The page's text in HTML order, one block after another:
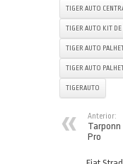
TIGER AUTO
TIGER AUTO KIT
TIGER AUTO
TIGER AUTO
TIGERAUTO
Anterior:
Tarponn
Pro